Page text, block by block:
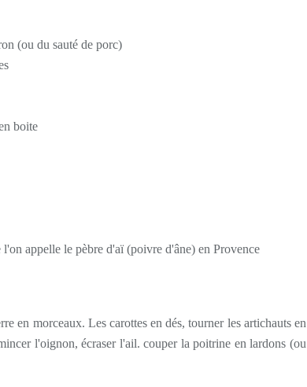
(ou du sauté de porc)
boite
l'on appelle le pèbre d'aï (poivre d'âne) en Provence
en morceaux. Les carottes en dés, tourner les artichauts en
l'oignon, écraser l'ail. couper la poitrine en lardons (ou